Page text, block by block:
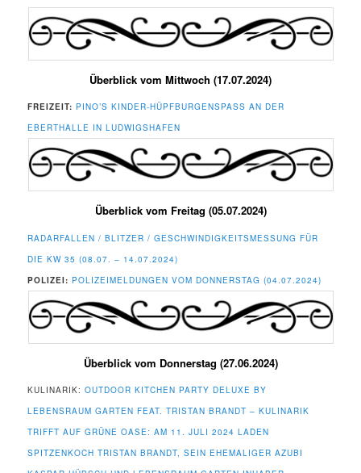
Überblick vom Mittwoch (17.07.2024)
FREIZEIT: PINO’S KINDER-HÜPFBURGENSPASS AN DER E
BERTHALLE IN LUDWIGSHAFEN
Überblick vom Freitag (05.07.2024)
RADARFALLEN / BLITZER / GESCHWINDIGKEITSMESSUNG FÜR
DIE KW 35 (08.07. – 14.07.2024)
POLIZEI: POLIZEIMELDUNGEN VOM DONNERSTAG (04.07.2024)
Überblick vom Donnerstag (27.06.2024)
KULINARIK:OUTDOOR KITCHEN PARTY DELUXE BY
LEBENSRAUM GARTEN FEAT. TRISTAN BRANDT – KULINARIK
TRIFFT AUF GRÜNE OASE: AM 11. JULI 2024 LADEN
SPITZENKOCH TRISTAN BRANDT, SEIN EHEMALIGER AZUBI